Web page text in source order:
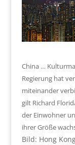
China …
Regierung hat
miteinander
gilt Richard
der Einwohner
ihrer Größe
Bild: Hong